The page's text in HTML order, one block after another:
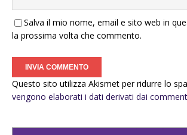
Salva il mio nome, email e sito web in
la prossima volta che commento.
Questo sito utilizza Akismet per ridurre lo
vengono elaborati i dati derivati dai